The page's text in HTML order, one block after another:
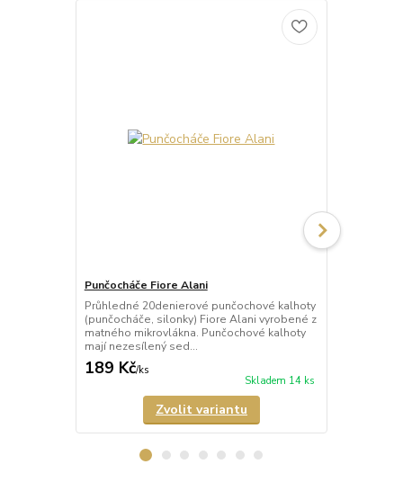
Punčocháče Fiore Alani
Průhledné 20denierové punčochové kalhoty
(punčocháče, silonky) Fiore Alani vyrobené z
matného mikrovlákna. Punčochové kalhoty
mají nezesílený sed...
189 Kč/ks
Skladem 14 ks
Zvolit variantu